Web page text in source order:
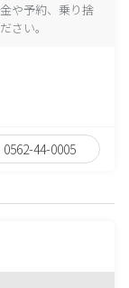
や予約、乗り捨
さい。
0562-44-0005